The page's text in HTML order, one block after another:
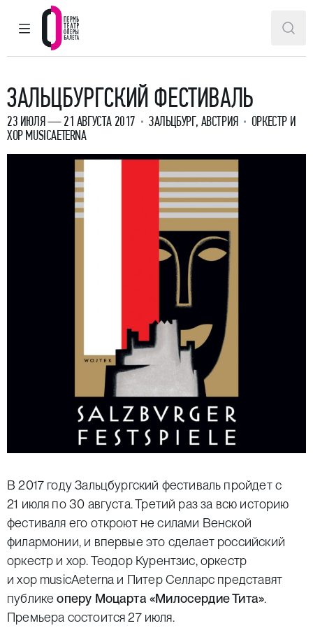
ГЛАВНОЕ МЕНЮ
Пермский театр оперы и балета
ЗАЛЬЦБУРГСКИЙ ФЕСТИВАЛЬ
23 ИЮЛЯ — 21 АВГУСТА 2017 ЗАЛЬЦБУРГ, АВСТРИЯ
ОРКЕСТР И
ХОР MUSICAETERNA
В 2017 году Зальцбургский фестиваль пройдетс
21 июля по 30 августа.Третий раз за всю историю
фестиваля его откроют не силами Венской
филармонии, и впервые это сделает российский
оркестр и хор.Теодор Курентзис, оркестр
и хор musicAeterna и Питер Селларс представят
публикеоперу Моцарта «Милосердие Тита».
Премьера состоится 27 июля.